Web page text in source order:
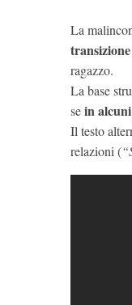
La
ragazzo.
La base
sein
Il testo
relazioni (